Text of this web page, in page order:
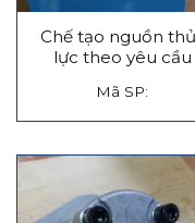
Chế tạo nguồn
lực theo yêu cầu
Mã SP: